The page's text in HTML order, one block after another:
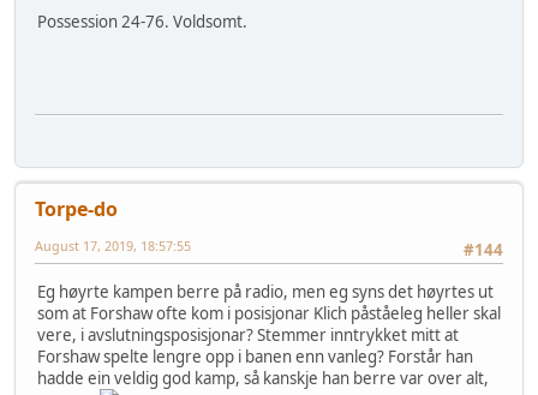
Possession 24-76. Voldsomt.
Torpe-do
#144
August 17, 2019, 18:57:55
Eg høyrte kampen berre på radio, men eg syns det høyrtes ut
som at Forshaw ofte kom i posisjonar Klich påståeleg heller skal
vere, i avslutningsposisjonar? Stemmer inntrykket mitt at
Forshaw spelte lengre opp i banen enn vanleg? Forstår han
hadde ein veldig god kamp, så kanskje han berre var over alt,